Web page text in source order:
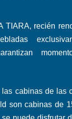
TIARA, recién
las cabinas de las
son cabinas de